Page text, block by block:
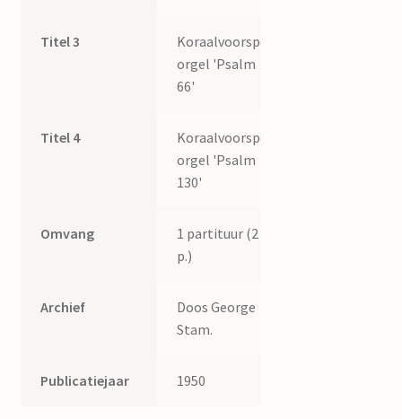
Titel 3
Koraalvoorspel,
orgel 'Psalm
66'
Titel 4
Koraalvoorspel,
orgel 'Psalm
130'
Omvang
1 partituur (2
p.)
Archief
Doos George
Stam.
Publicatiejaar 1950